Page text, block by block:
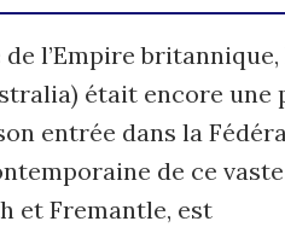
l’Empire britannique,
était encore une
entrée dans la
de ce
et Fremantle, est